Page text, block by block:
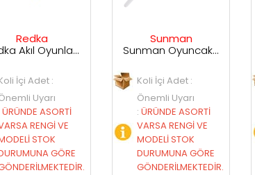
Sunman
Koli İçi Adet :
Önemli Uyarı
:ÜRÜNDE ASORTİ
VARSA RENGİ VE
MODELİ STOK
DURUMUNA GÖRE
GÖNDERİLMEKTEDİR.
Sunman
Koli İçi Adet :
Önemli Uyarı
:ÜRÜNDE ASORTİ
VARSA RENGİ VE
MODELİ STOK
DURUMUNA GÖRE
GÖNDERİLMEKTEDİR.